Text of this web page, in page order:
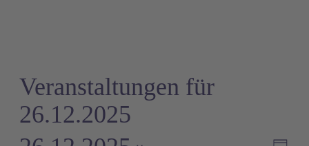
Veranstaltungen für
26.12.2025